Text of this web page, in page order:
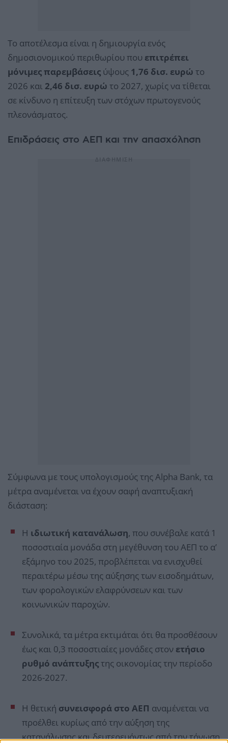
Το αποτέλεσμα είναι η δημιουργία ενός
δημοσιονομικού περιθωρίου που επιτρέπει
μόνιμες παρεμβάσεις ύψους 1,76 δισ. ευρώ το
2026 και 2,46 δισ. ευρώ το 2027, χωρίς να τίθεται
σε κίνδυνο η επίτευξη των στόχων πρωτογενούς
πλεονάσματος.
Επιδράσεις στο ΑΕΠ και την απασχόληση
Σύμφωνα με τους υπολογισμούς της Alpha Bank, τα
μέτρα αναμένεται να έχουν σαφή αναπτυξιακή
διάσταση:
Η ιδιωτική κατανάλωση, που συνέβαλε κατά 1
ποσοστιαία μονάδα στη μεγέθυνση του ΑΕΠ το α’
εξάμηνο του 2025, προβλέπεται να ενισχυθεί
περαιτέρω μέσω της αύξησης των εισοδημάτων,
των φορολογικών ελαφρύνσεων και των
κοινωνικών παροχών.
Συνολικά, τα μέτρα εκτιμάται ότι θα προσθέσουν
έως και 0,3 ποσοστιαίες μονάδες στον ετήσιο
ρυθμό ανάπτυξηςτης οικονομίας την περίοδο
2026-2027.
Η θετική συνεισφορά στο ΑΕΠ αναμένεται να
προέλθει κυρίως από την αύξηση της
κατανάλωσης και δευτερευόντως από την τόνωση